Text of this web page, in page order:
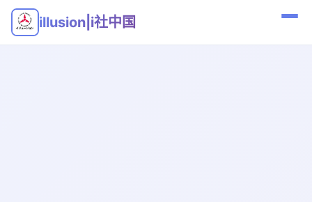
illusion|i社中国